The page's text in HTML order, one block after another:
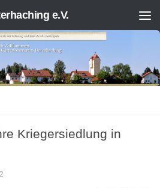
e.V.
Kriegersiedlung in